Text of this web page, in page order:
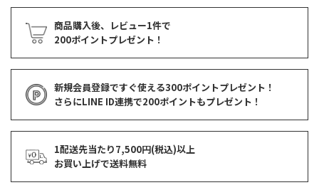
商品購入後、レビュー1件で
200ポイントプレゼント！
新規会員登録ですぐ使える300ポイントプレゼント！
さらにLINE ID連携で200ポイントもプレゼント！
1配送先当たり7,500円(税込)以上
お買い上げで送料無料